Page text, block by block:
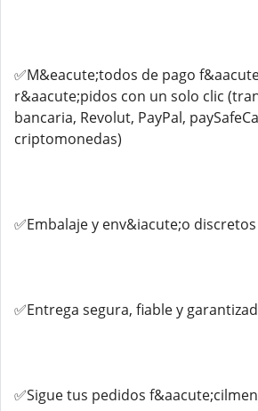
✅M&eacute;todos de pago
r&aacute;pidos con un solo clic
bancaria, Revolut, PayPal,
criptomonedas)
✅Embalaje y env&iacute;o discretos
✅Entrega segura, fiable y
✅Sigue tus pedidos